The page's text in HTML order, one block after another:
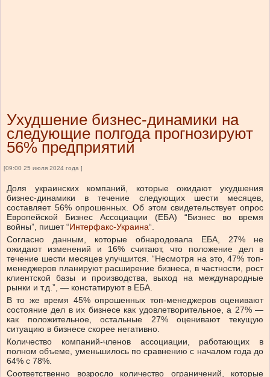
Ухудшение бизнес-динамики на
следующие полгода прогнозируют
56% предприятий
[09:00 25 июля 2024 года ]
Доля украинских компаний, которые ожидают ухудшения
бизнес-динамики в течение следующих шести месяцев,
составляет 56% опрошенных. Об этом свидетельствует опрос
Европейской Бизнес Ассоциации (ЕБА) “Бизнес во время
войны”, пишет “Интерфакс-Украина“.
Согласно данным, которые обнародовала ЕБА, 27% не
ожидают изменений и 16% считают, что положение дел в
течение шести месяцев улучшится. “Несмотря на это, 47% топ-
менеджеров планируют расширение бизнеса, в частности, рост
клиентской базы и производства, выход на международные
рынки и т.д.”, — констатируют в ЕБА.
В то же время 45% опрошенных топ-менеджеров оценивают
состояние дел в их бизнесе как удовлетворительное, а 27% —
как положительное, остальные 27% оценивают текущую
ситуацию в бизнесе скорее негативно.
Количество компаний-членов ассоциации, работающих в
полном объеме, уменьшилось по сравнению с началом года до
64% с 78%.
Соответственно возросло количество ограничений, которые